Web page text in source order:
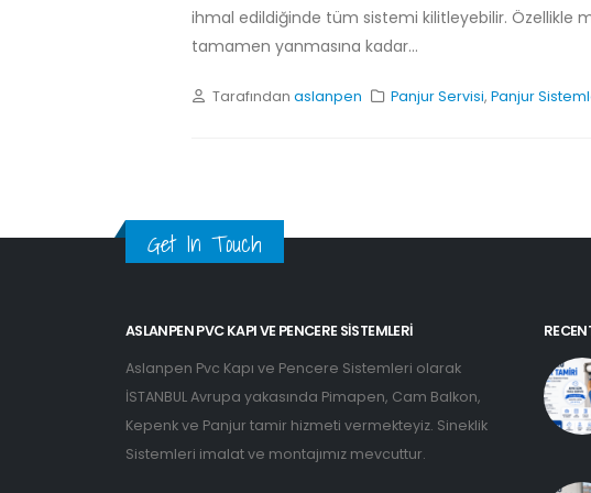
ihmal edildiğinde tüm sistemi kilitleyebilir. Özellikle
tamamen yanmasına kadar...
Tarafından aslanpen Panjur Servisi,Panjur
Get In Touch
ASLANPEN PVC KAPI VE PENCERE SISTEMLERI
Aslanpen Pvc Kapı ve Pencere Sistemleri olarak
İSTANBUL Avrupa yakasında Pimapen, Cam Balkon,
Kepenk ve Panjur tamir hizmeti vermekteyiz. Sineklik
Sistemleri imalat ve montajımız mevcuttur.